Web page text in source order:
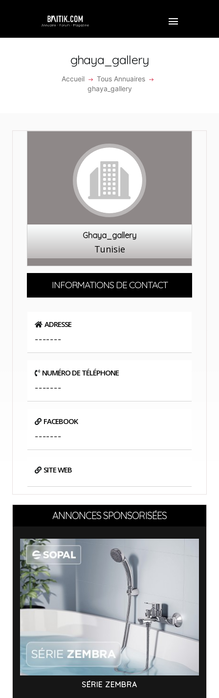
ghaya_gallery
Accueil
Tous Annuaires
ghaya_gallery
ENTREPRISE
REJOINDRE BAITIK
Ghaya_gallery
Tunisie
INFORMATIONS DE CONTACT
ADRESSE
-------
NUMÉRO DE TÉLÉPHONE
-------
FACEBOOK
-------
SITE WEB
ANNONCES SPONSORISÉES
SÉRIE ZEMBRA